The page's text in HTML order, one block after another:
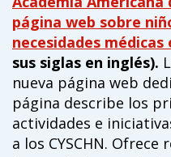
página web sobre
necesidades médicas
sus siglas en inglés).
nueva página web
página describe los
actividades e
a los CYSCHN.